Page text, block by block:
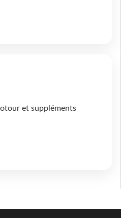
et suppléments